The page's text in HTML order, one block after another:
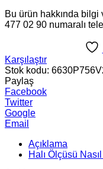
Bu ürün hakkında
477 02 90 numaralı
Karşılaştır
Stok kodu:
Paylaş
Facebook
Twitter
Google
Email
Açıklama
Halı Ölçüsü